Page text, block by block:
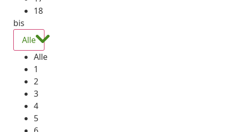
18
bis
Alle
Alle
1
2
3
4
5